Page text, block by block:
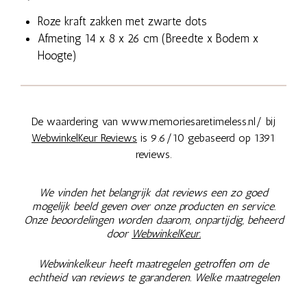
Roze kraft zakken met zwarte dots
Afmeting 14 x 8 x 26 cm (Breedte x Bodem x
Hoogte)
De waardering van www.memoriesaretimeless.nl/ bij
WebwinkelKeur Reviews is 9.6/10 gebaseerd op 1391
reviews.
We vinden het belangrijk dat reviews een zo goed
mogelijk beeld geven over onze producten en service.
Onze beoordelingen worden daarom, onpartijdig, beheerd
door WebwinkelKeur.
Webwinkelkeur heeft maatregelen getroffen om de
echtheid van reviews te garanderen. Welke maatregelen